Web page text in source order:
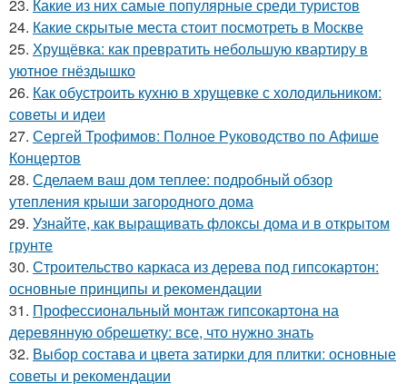
23. Какие из них самые популярные среди туристов
24. Какие скрытые места стоит посмотреть в Москве
25. Хрущёвка: как превратить небольшую квартиру в
уютное гнёздышко
26. Как обустроить кухню в хрущевке с холодильником:
советы и идеи
27. Сергей Трофимов: Полное Руководство по Афише
Концертов
28. Сделаем ваш дом теплее: подробный обзор
утепления крыши загородного дома
29. Узнайте, как выращивать флоксы дома и в открытом
грунте
30. Строительство каркаса из дерева под гипсокартон:
основные принципы и рекомендации
31. Профессиональный монтаж гипсокартона на
деревянную обрешетку: все, что нужно знать
32. Выбор состава и цвета затирки для плитки: основные
советы и рекомендации